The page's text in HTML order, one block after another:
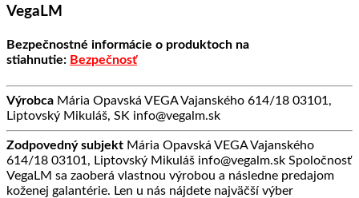
VegaLM
Bezpečnostné informácie o produktoch na
stiahnutie: Bezpečnosť
Výrobca Mária Opavská VEGA Vajanského 614/18 03101,
Liptovský Mikuláš, SK info@vegalm.sk
Zodpovedný subjekt Mária Opavská VEGA Vajanského
614/18 03101, Liptovský Mikuláš info@vegalm.sk Spoločnosť
VegaLM sa zaoberá vlastnou výrobou a následne predajom
koženej galantérie. Len u nás nájdete najväčší výber